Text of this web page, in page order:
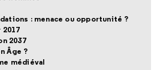
: menace ou opportunité ?
2037
Âge ?
médiéval